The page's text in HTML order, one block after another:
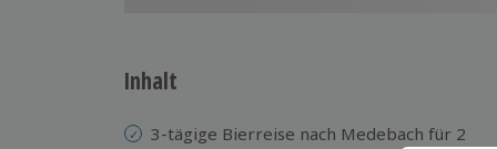
Inhalt
3-tägige Bierreise nach Medebach für 2